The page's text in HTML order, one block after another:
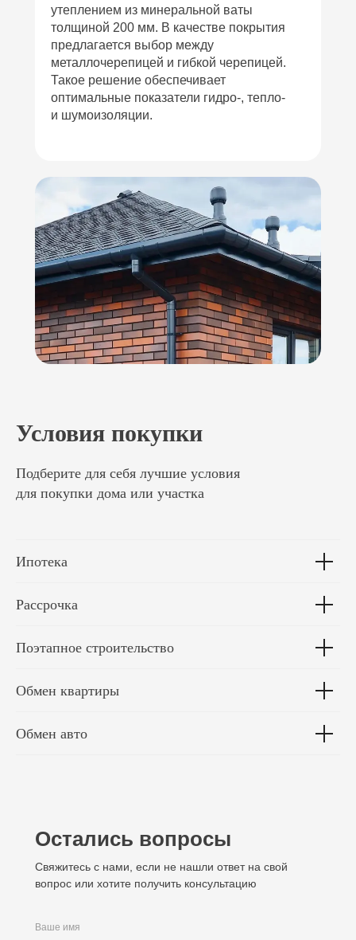
утеплением из минеральной ваты
толщиной 200 мм. В качестве покрытия
предлагается выбор между
металлочерепицей и гибкой черепицей.
Такое решение обеспечивает
оптимальные показатели гидро-, тепло-
и шумоизоляции.
Условия покупки
Подберите для себя лучшие условия
для покупки дома или участка
Ипотека
Рассрочка
Поэтапное строительство
Обмен квартиры
Обмен авто
Свяжитесь с нами, если не нашли ответ на свой
вопрос или хотите получить консультацию
Остались вопросы